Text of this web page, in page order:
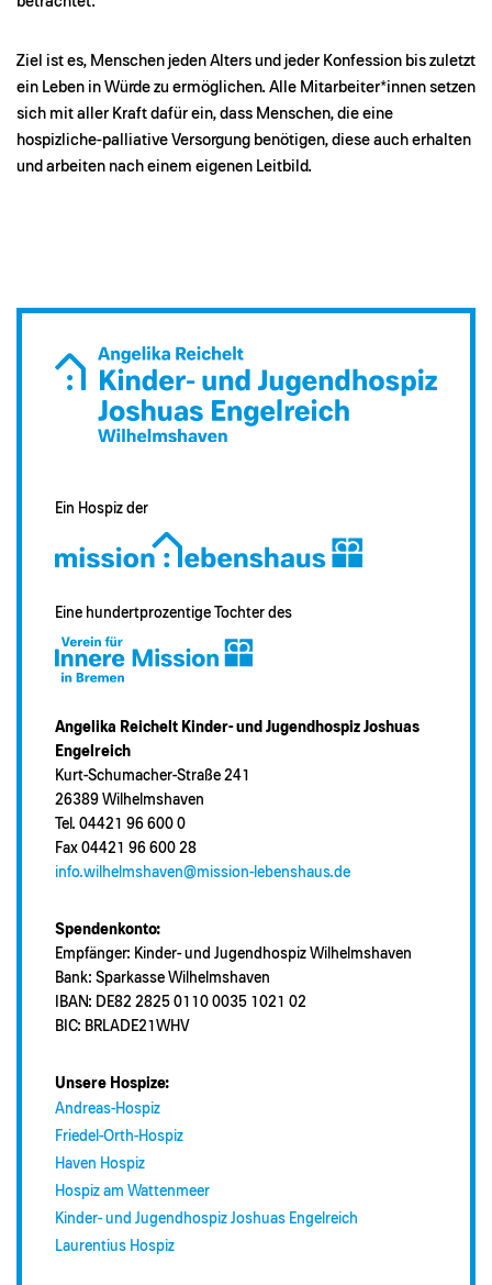
Ziel ist es, Menschen jeden Alters und jeder Konfession bis zuletzt
ein Leben in Würde zu ermöglichen. Alle Mitarbeiter*innen setzen
sich mit aller Kraft dafür ein, dass Menschen, die eine
hospizliche-palliative Versorgung benötigen, diese auch erhalten
und arbeiten nach einem eigenen Leitbild.
Ein Hospiz der
Eine hundertprozentige Tochter des
Angelika Reichelt Kinder- und Jugendhospiz Joshuas
Engelreich
Kurt-Schumacher-Straße 241
26389 Wilhelmshaven
Tel. 04421 96 600 0
Fax 04421 96 600 28
info.wilhelmshaven@mission-lebenshaus.de
Spendenkonto:
Empfänger: Kinder- und Jugendhospiz Wilhelmshaven
Bank: Sparkasse Wilhelmshaven
IBAN: DE82 2825 0110 0035 1021 02
BIC: BRLADE21WHV
Unsere Hospize:
Andreas-Hospiz
Friedel-Orth-Hospiz
Haven Hospiz
Hospiz am Wattenmeer
Kinder- und Jugendhospiz Joshuas Engelreich
Laurentius Hospiz